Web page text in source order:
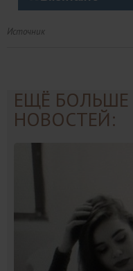
Источник
ЕЩЁ
НОВОСТЕЙ: